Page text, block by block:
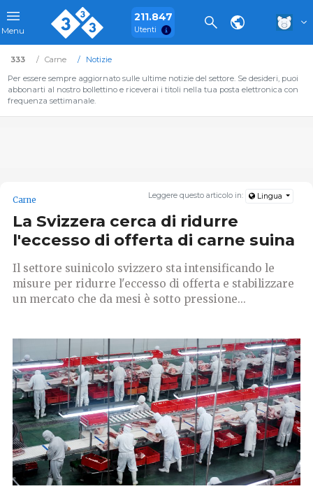
Menu
211.847
Utenti
333 Carne
Notizie
Per essere sempre aggiornato sulle ultime notizie del settore. Se desideri, puoi
abbonarti al nostro bollettino e riceverai i titoli nella tua posta elettronica con
frequenza settimanale.
Leggere questo articolo in: Lingua
Carne
La Svizzera cerca di ridurre
l'eccesso di offerta di carne suina
Il settore suinicolo svizzero sta intensificando le
misure per ridurre l'eccesso di offerta e stabilizzare
un mercato che da mesi è sotto pressione...